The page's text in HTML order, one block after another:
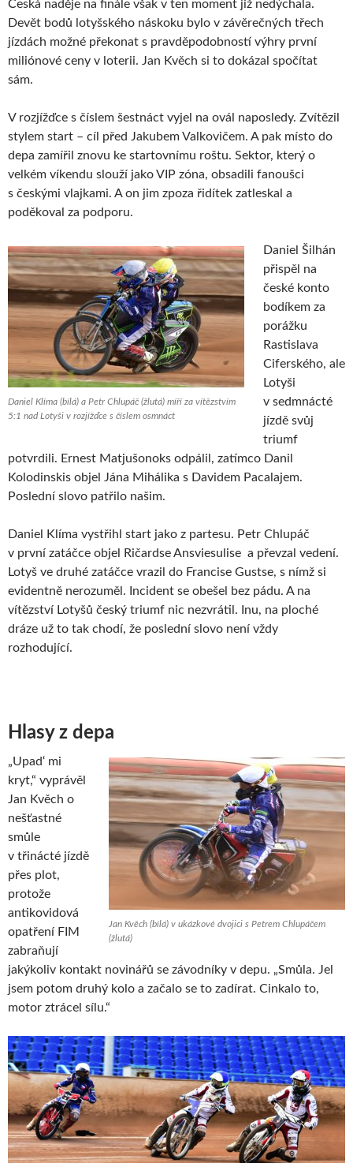
Česká naděje na finále však v ten moment již nedýchala.
Devět bodů lotyšského náskoku bylo v závěrečných třech
jízdách možné překonat s pravděpodobností výhry první
miliónové ceny v loterii. Jan Kvěch si to dokázal spočítat
sám.
V rozjížďce s číslem šestnáct vyjel na ovál naposledy. Zvítězil
stylem start – cíl před Jakubem Valkovičem. A pak místo do
depa zamířil znovu ke startovnímu roštu. Sektor, který o
velkém víkendu slouží jako VIP zóna, obsadili fanoušci
s českými vlajkami. A on jim zpoza řidítek zatleskal a
poděkoval za podporu.
Daniel Klíma (bílá) a Petr Chlupáč (žlutá) míří za vítězstvím
5:1 nad Lotyši v rozjížďce s číslem osmnáct
Daniel Šilhán
přispěl na
české konto
bodíkem za
porážku
Rastislava
Ciferského, ale
Lotyši
v sedmnácté
jízdě svůj
triumf
potvrdili. Ernest Matjušonoks odpálil, zatímco Danil
Kolodinskis objel Jána Mihálika s Davidem Pacalajem.
Poslední slovo patřilo našim.
Daniel Klíma vystřihl start jako z partesu. Petr Chlupáč
v první zatáčce objel Ričardse Ansviesulise a převzal vedení.
Lotyš ve druhé zatáčce vrazil do Francise Gustse, s nímž si
evidentně nerozuměl. Incident se obešel bez pádu. A na
vítězství Lotyšů český triumf nic nezvrátil. Inu, na ploché
dráze už to tak chodí, že poslední slovo není vždy
rozhodující.
Hlasy z depa
Jan Kvěch (bílá) v ukázkové dvojici s Petrem Chlupáčem
(žlutá)
„Upad‘ mi
kryt,“ vyprávěl
Jan Kvěch o
nešťastné
smůle
v třinácté jízdě
přes plot,
protože
antikovidová
opatření FIM
zabraňují
jakýkoliv kontakt novinářů se závodníky v depu. „Smůla. Jel
jsem potom druhý kolo a začalo se to zadírat. Cinkalo to,
motor ztrácel sílu.“